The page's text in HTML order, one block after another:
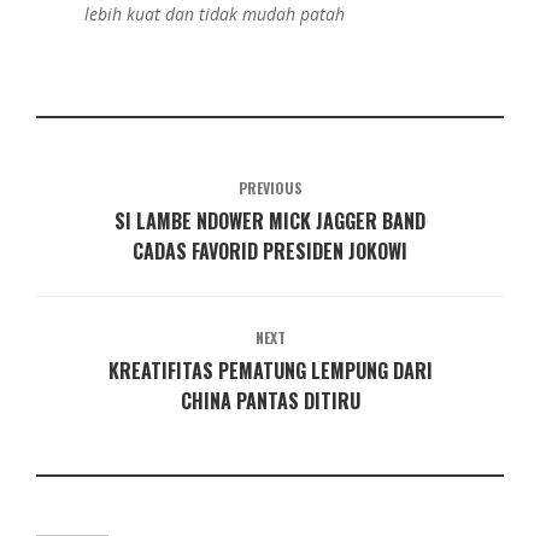
lebih kuat dan tidak mudah patah
PREVIOUS
SI LAMBE NDOWER MICK JAGGER BAND
CADAS FAVORID PRESIDEN JOKOWI
NEXT
KREATIFITAS PEMATUNG LEMPUNG DARI
CHINA PANTAS DITIRU